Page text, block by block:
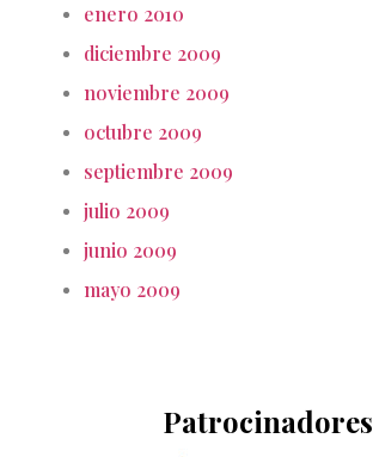
enero 2010
diciembre 2009
noviembre 2009
octubre 2009
septiembre 2009
julio 2009
junio 2009
mayo 2009
Patrocinadores